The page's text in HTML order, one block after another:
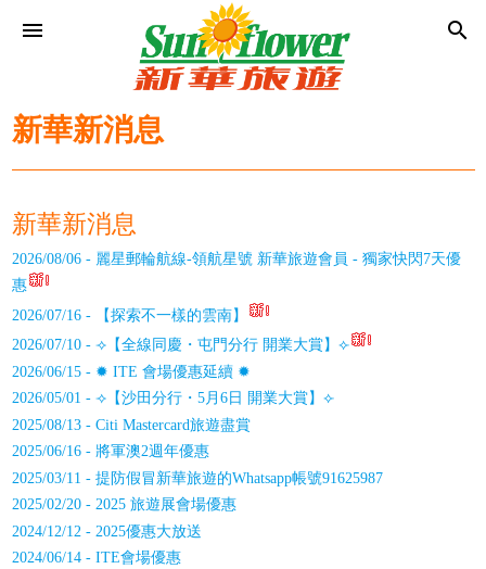
menu search
新華新消息
新華新消息
2026/08/06 - 麗星郵輪航線-領航星號 新華旅遊會員 - 獨家快閃7天優
惠
2026/07/16 - 【探索不一樣的雲南】
2026/07/10 - ⟢【全線同慶・屯門分行 開業大賞】⟣
2026/06/15 - ✹ ITE 會場優惠延續 ✹
2026/05/01 - ⟢【沙田分行・5月6日 開業大賞】⟣
2025/08/13 - Citi Mastercard旅遊盡賞
2025/06/16 - 將軍澳2週年優惠
2025/03/11 - 提防假冒新華旅遊的Whatsapp帳號91625987
2025/02/20 - 2025 旅遊展會場優惠
2024/12/12 - 2025優惠大放送
2024/06/14 - ITE會場優惠